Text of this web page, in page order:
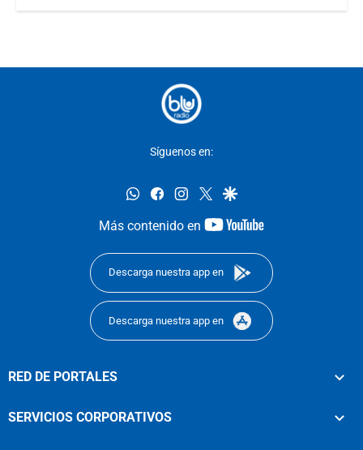
Síguenos en:
whatsappfacebookinstagram
twittergoogle
Más contenido en
youtube-
Descarga nuestra app en
Descarga nuestra app en
RED DE PORTALES
SERVICIOS CORPORATIVOS